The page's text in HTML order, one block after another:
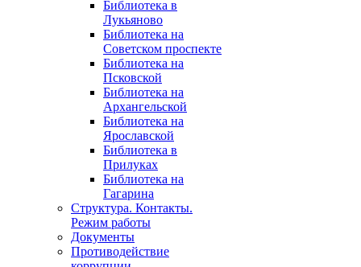
Библиотека в
Лукьяново
Библиотека на
Советском проспекте
Библиотека на
Псковской
Библиотека на
Архангельской
Библиотека на
Ярославской
Библиотека в
Прилуках
Библиотека на
Гагарина
Структура. Контакты.
Режим работы
Документы
Противодействие